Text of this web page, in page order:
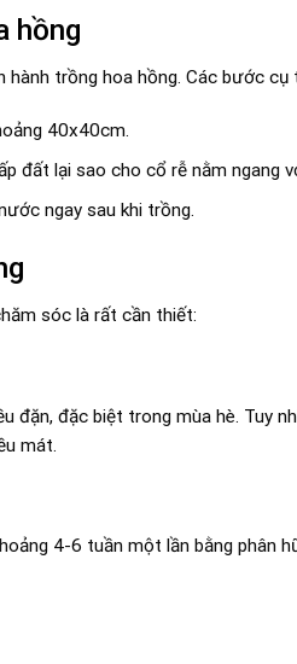
hồng
hành trồng hoa hồng. Các bước cụ
40x40cm.
đất lại sao cho cổ rễ nằm ngang
ngay sau khi trồng.
sóc là rất cần thiết:
đặc biệt trong mùa hè. Tuy
mát.
4-6 tuần một lần bằng phân